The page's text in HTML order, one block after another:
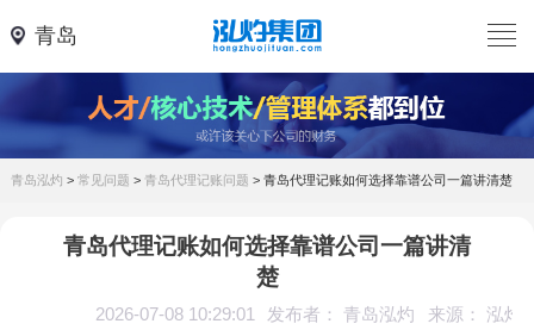
青岛
青岛泓灼 > 常见问题 > 青岛代理记账问题 > 青岛代理记账如何选择靠谱公司一篇讲清楚
青岛代理记账如何选择靠谱公司一篇讲清
楚
2026-07-08 10:29:01 发布者： 青岛泓灼 来源： 泓灼